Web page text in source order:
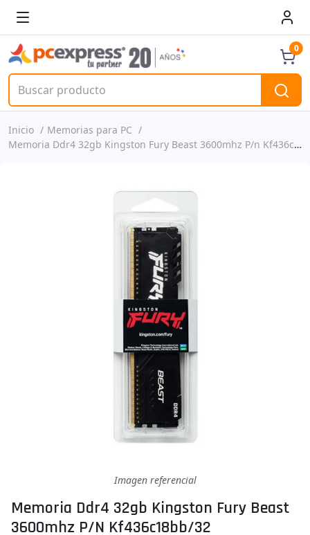
0
Inicio
Memorias para PC
Memoria Ddr4 32gb Kingston Fury Beast 3600mhz P/n Kf436c18bb/32
Imagen referencial
Memoria Ddr4 32gb Kingston Fury Beast
3600mhz P/n Kf436c18bb/32